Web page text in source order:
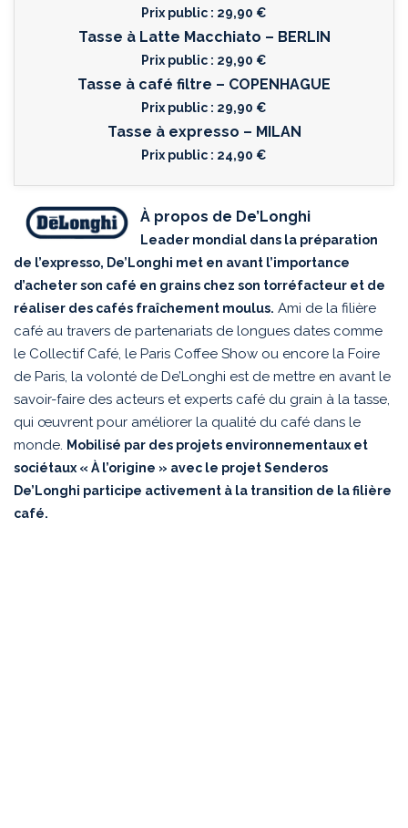
Prix public : 29,90 €
Tasse à Latte Macchiato – BERLIN
Prix public : 29,90 €
Tasse à café filtre – COPENHAGUE
Prix public : 29,90 €
Tasse à expresso – MILAN
Prix public : 24,90 €
À propos de De’Longhi
Leader mondial dans la préparation
de l’expresso, De’Longhi met en avant l’importance
d’acheter son café en grains chez son torréfacteur et de
réaliser des cafés fraîchement moulus. Ami de la filière
café au travers de partenariats de longues dates comme
le Collectif Café, le Paris Coffee Show ou encore la Foire
de Paris, la volonté de De’Longhi est de mettre en avant le
savoir-faire des acteurs et experts café du grain à la tasse,
qui œuvrent pour améliorer la qualité du café dans le
monde. Mobilisé par des projets environnementaux et
sociétaux « À l’origine » avec le projet Senderos
De’Longhi participe activement à la transition de la filière
café.